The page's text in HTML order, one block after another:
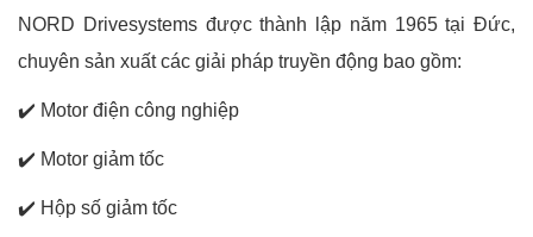
NORD Drivesystems được thành lập năm 1965 tại Đức,
chuyên sản xuất các giải pháp truyền động bao gồm:
✔️ Motor điện công nghiệp
✔️ Motor giảm tốc
✔️ Hộp số giảm tốc